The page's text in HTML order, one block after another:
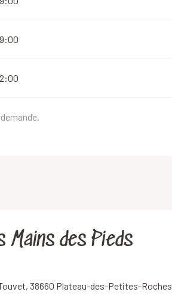
des Pieds
38660 Plateau-des-Petites-Roches